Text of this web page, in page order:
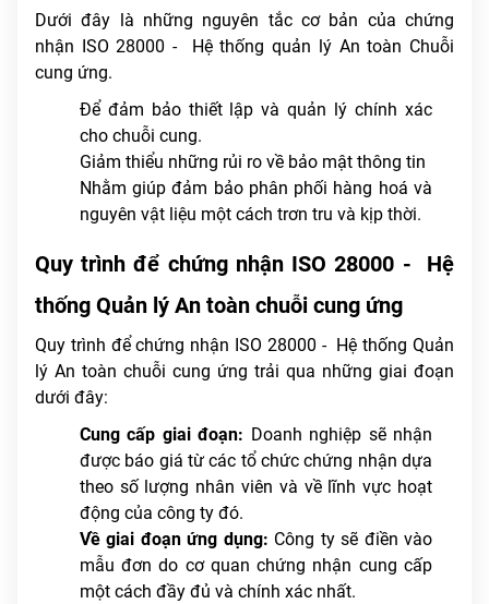
Dưới đây là những nguyên tắc cơ bản của chứng
nhận ISO 28000 - Hệ thống quản lý An toàn Chuỗi
cung ứng.
Để đảm bảo thiết lập và quản lý chính xác
cho chuỗi cung.
Giảm thiểu những rủi ro về bảo mật thông tin
Nhằm giúp đảm bảo phân phối hàng hoá và
nguyên vật liệu một cách trơn tru và kịp thời.
Quy trình để chứng nhận ISO 28000 - Hệ
thống Quản lý An toàn chuỗi cung ứng
Quy trình để chứng nhận ISO 28000 - Hệ thống Quản
lý An toàn chuỗi cung ứng trải qua những giai đoạn
dưới đây:
Cung cấp giai đoạn: Doanh nghiệp sẽ nhận
được báo giá từ các tổ chức chứng nhận dựa
theo số lượng nhân viên và về lĩnh vực hoạt
động của công ty đó.
Về giai đoạn ứng dụng: Công ty sẽ điền vào
mẫu đơn do cơ quan chứng nhận cung cấp
một cách đầy đủ và chính xác nhất.